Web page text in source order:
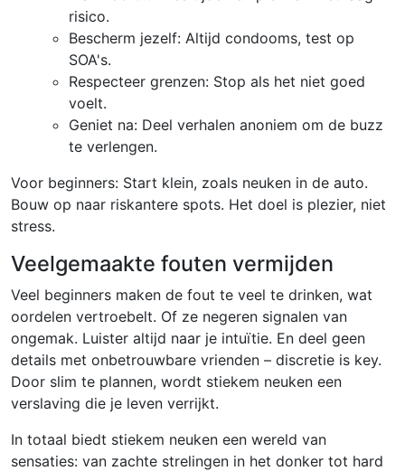
risico.
Bescherm jezelf: Altijd condooms, test op
SOA's.
Respecteer grenzen: Stop als het niet goed
voelt.
Geniet na: Deel verhalen anoniem om de buzz
te verlengen.
Voor beginners: Start klein, zoals neuken in de auto.
Bouw op naar riskantere spots. Het doel is plezier, niet
stress.
Veelgemaakte fouten vermijden
Veel beginners maken de fout te veel te drinken, wat
oordelen vertroebelt. Of ze negeren signalen van
ongemak. Luister altijd naar je intuïtie. En deel geen
details met onbetrouwbare vrienden – discretie is key.
Door slim te plannen, wordt stiekem neuken een
verslaving die je leven verrijkt.
In totaal biedt stiekem neuken een wereld van
sensaties: van zachte strelingen in het donker tot hard